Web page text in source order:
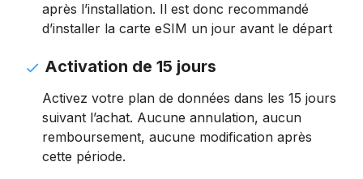
après l’installation. Il est donc recommandé
d’installer la carte eSIM un jour avant le départ
Activation de 15 jours
Activez votre plan de données dans les 15 jours
suivant l’achat. Aucune annulation, aucun
remboursement, aucune modification après
cette période.